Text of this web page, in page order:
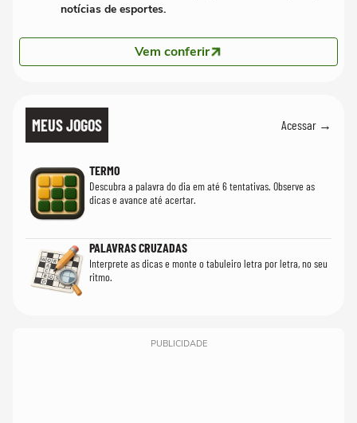
notícias de esportes.
Vem conferir
MEUS JOGOS Acessar →
TERMO
Descubra a palavra do dia em até 6 tentativas. Observe as
dicas e avance até acertar.
PALAVRAS CRUZADAS
Interprete as dicas e monte o tabuleiro letra por letra, no seu
ritmo.
PUBLICIDADE